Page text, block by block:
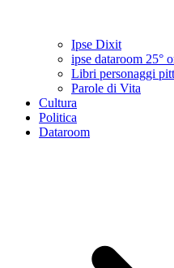
Ipse Dixit
ipse dataroom 25°
Libri personaggi
Parole di Vita
Cultura
Politica
Dataroom